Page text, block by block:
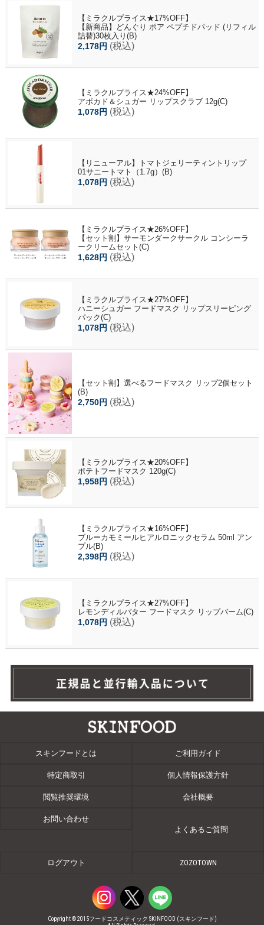
【ミラクルプライス★17%OFF】
【新商品】どんぐり ポア ペプチドパッド (リフィル
詰替)30枚入り(B)
2,178円 (税込)
【ミラクルプライス★24%OFF】
アボカド＆シュガー リップスクラブ 12g(C)
1,078円 (税込)
【リニューアル】トマトジェリーティントリップ
01サニートマト（1.7g）(B)
1,078円 (税込)
【ミラクルプライス★26%OFF】
【セット割】サーモンダークサークル コンシーラ
ークリームセット(C)
1,628円 (税込)
【ミラクルプライス★27%OFF】
ハニーシュガー フードマスク リップスリーピング
パック(C)
1,078円 (税込)
【セット割】選べるフードマスク リップ2個セット
(B)
2,750円 (税込)
【ミラクルプライス★20%OFF】
ポテトフードマスク 120g(C)
1,958円 (税込)
【ミラクルプライス★16%OFF】
ブルーカモミールヒアルロニックセラム 50ml アン
プル(B)
2,398円 (税込)
【ミラクルプライス★27%OFF】
レモンディルバター フードマスク リップバーム(C)
1,078円 (税込)
スキンフードとは ご利用ガイド
特定商取引 個人情報保護方針
閲覧推奨環境 会社概要
お問い合わせ
よくあるご質問
ログアウト ZOZOTOWN
Copyright © 2015フードコスメティック SKINFOOD (スキンフード)